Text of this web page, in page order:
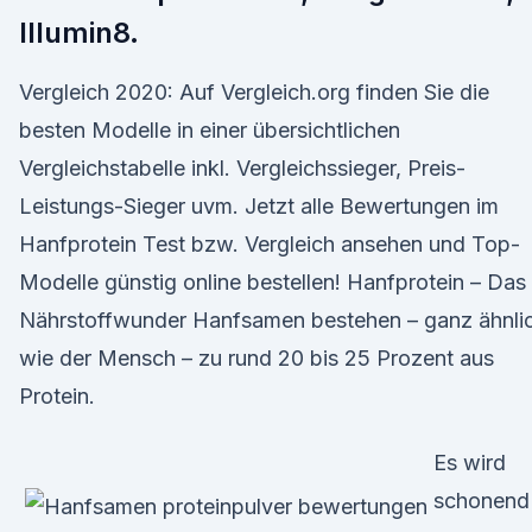
Illumin8.
Vergleich 2020: Auf Vergleich.org finden Sie die
besten Modelle in einer übersichtlichen
Vergleichstabelle inkl. Vergleichssieger, Preis-
Leistungs-Sieger uvm. Jetzt alle Bewertungen im
Hanfprotein Test bzw. Vergleich ansehen und Top-
Modelle günstig online bestellen! Hanfprotein – Das
Nährstoffwunder Hanfsamen bestehen – ganz
wie der Mensch – zu rund 20 bis 25 Prozent aus
Protein.
Es wird
schonend